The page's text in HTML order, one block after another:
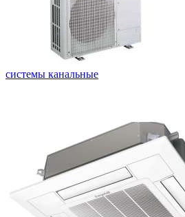
системы канальные